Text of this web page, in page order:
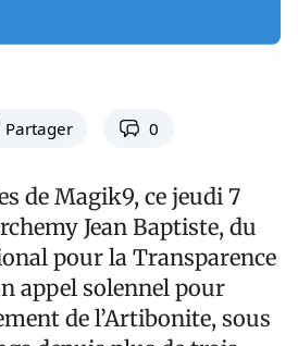
Partager 0
de Magik9, ce jeudi 7
Jean Baptiste, du
pour la Transparence
appel solennel pour
de l’Artibonite, sous